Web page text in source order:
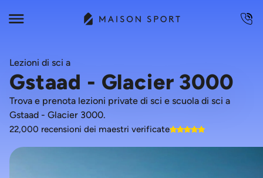
Lezioni di sci a
Gstaad - Glacier 3000
Trova e prenota lezioni private di sci e scuola di sci a
Gstaad - Glacier 3000.
22,000 recensioni dei maestri verificate